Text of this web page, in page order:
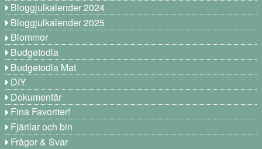
Bloggjulkalender 2024
Bloggjulkalender 2025
Blommor
Budgetodla
Budgetodla Mat
DIY
Dokumentär
Fina Favoriter!
Fjärilar och bin
Frågor & Svar